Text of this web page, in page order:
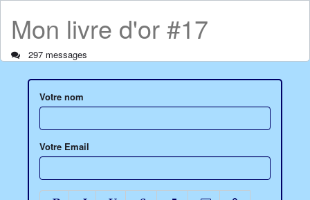
Mon livre d'or #17
297 messages
Votre nom
Votre Email